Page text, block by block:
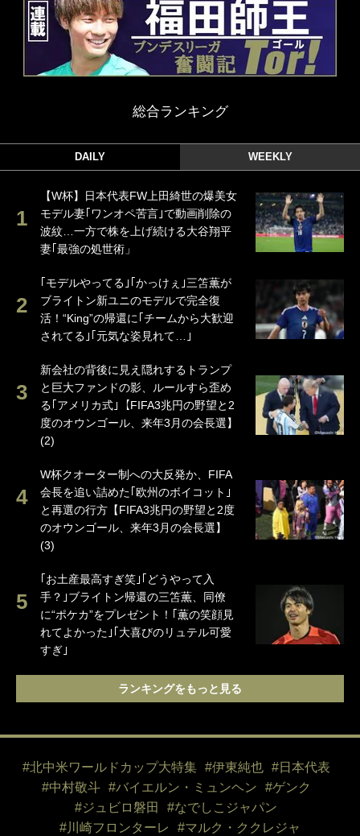
総合ランキング
DAILY WEEKLY
【W杯】日本代表FW上田綺世の爆美女
モデル妻｢ワンオペ苦言｣で動画削除の
波紋…一方で株を上げ続ける大谷翔平
妻｢最強の処世術」
｢モデルやってる｣｢かっけぇ｣三笘薫が
ブライトン新ユニのモデルで完全復
活！“King”の帰還に｢チームから大歓迎
されてる｣｢元気な姿見れて…｣
新会社の背後に見え隠れするトランプ
と巨大ファンドの影、ルールすら歪め
る｢アメリカ式｣【FIFA3兆円の野望と2
度のオウンゴール、来年3月の会長選】
(2)
W杯クオーター制への大反発か、FIFA
会長を追い詰めた｢欧州のボイコット｣
と再選の行方【FIFA3兆円の野望と2度
のオウンゴール、来年3月の会長選】
(3)
｢お土産最高すぎ笑｣｢どうやって入
手？｣ブライトン帰還の三笘薫、同僚
に“ポケカ”をプレゼント！｢薫の笑顔見
れてよかった｣｢大喜びのリュテル可愛
すぎ｣
ランキングをもっと見る
#北中米ワールドカップ大特集 #伊東純也
#日本代表
#中村敬斗
#バイエルン・ミュンヘン
#ゲンク
#ジュビロ磐田
#なでしこジャパン
#川崎フロンターレ
#マルク・ククレジャ